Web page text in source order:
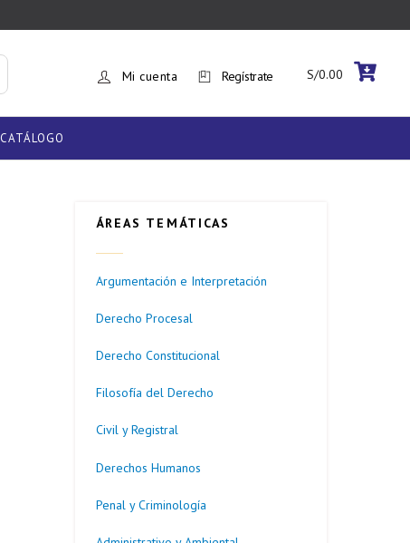
Mi cuenta Regístrate S/0.00
CATÁLOGO
ÁREAS TEMÁTICAS
Argumentación e Interpretación
Derecho Procesal
Derecho Constitucional
Filosofía del Derecho
Civil y Registral
Derechos Humanos
Penal y Criminología